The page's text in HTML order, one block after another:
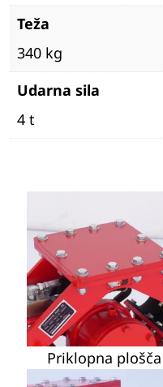
Teža
340 kg
Udarna sila
4 t
Priklopna plošča